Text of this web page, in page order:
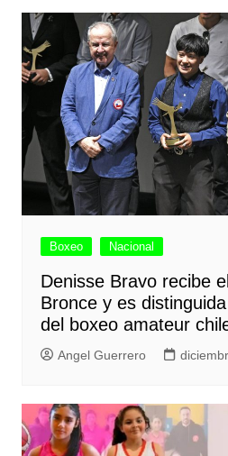
Boxeo Nacional
Denisse Bravo recibe
Bronce y es
del boxeo amateur
Angel Guerrero